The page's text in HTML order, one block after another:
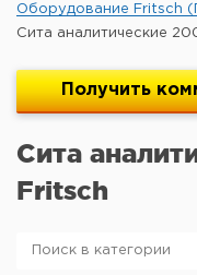
Оборудование Fritsch
Сита аналитические
Получить
Сита
Fritsch